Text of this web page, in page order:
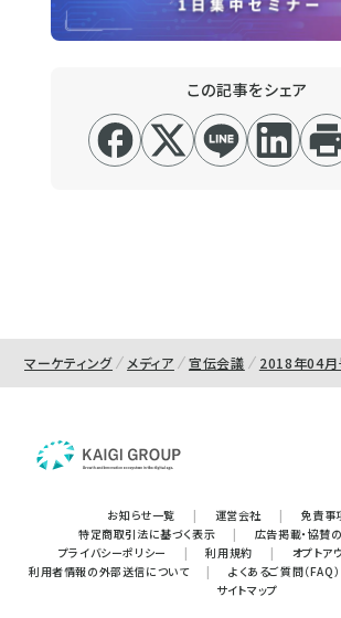
この記事をシェア
マーケティング メディア 宣伝会議 2018年04月
お知らせ一覧 | 運営会社 | 免責事
特定商取引法に基づく表示
| 広告掲載・協賛
プライバシーポリシー
| 利用規約 | オプトア
利用者情報の外部送信について
| よくあるご質問（FAQ）
サイトマップ